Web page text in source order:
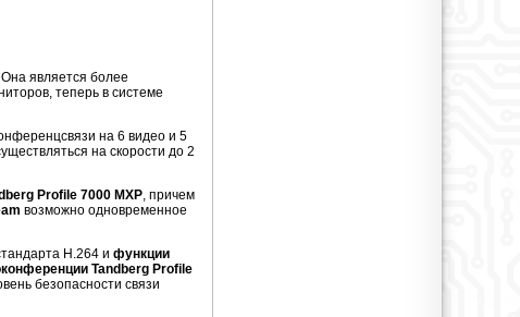
является более
теперь в системе
на 6 видео и 5
на скорости до 2
Profile 7000 MXP, причем
возможно одновременное
H.264 и функции
Tandberg Profile
безопасности связи